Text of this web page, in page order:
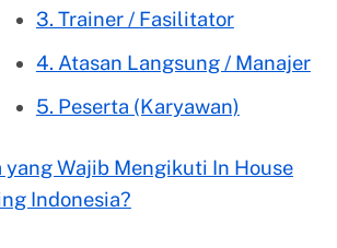
3. Trainer / Fasilitator
4. Atasan Langsung / Manajer
5. Peserta (Karyawan)
yang Wajib Mengikuti In House
Indonesia?